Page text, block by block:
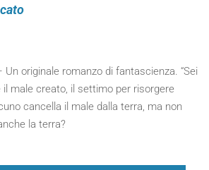
Un originale romanzo di fantascienza. “Sei
il male creato, il settimo per risorgere
cancella il male dalla terra, ma non
la terra?